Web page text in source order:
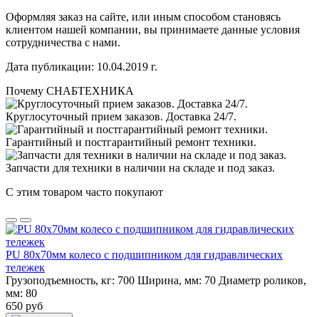
Оформляя заказ на сайте, или иным способом становясь
клиентом нашей компании, вы принимаете данные условия
сотрудничества с нами.
Дата публикации: 10.04.2019 г.
Почему СНАБТЕХНИКА
Круглосуточный прием заказов. Доставка 24/7.
Гарантийный и постгарантийный ремонт техники.
Запчасти для техники в наличии на складе и под заказ.
С этим товаром часто покупают
PU 80х70мм колесо с подшипником для гидравлических
тележек
Грузоподъемность, кг: 700 Ширина, мм: 70 Диаметр роликов,
мм: 80
650 руб